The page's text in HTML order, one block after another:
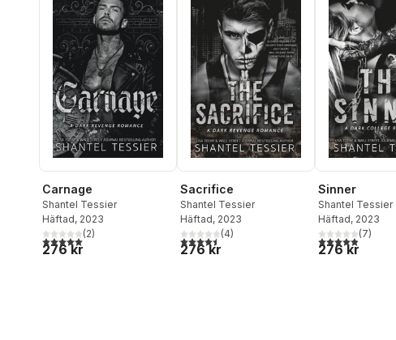
Carnage
Shantel Tessier
Häftad, 2023
5,0utav 5 stjärnor. Totalt antal röster:
(2)
276 kr
Sacrifice
Shantel Tessier
Häftad, 2023
4,5utav 5 stjärnor. Totalt antal röster:
(4)
276 kr
Sinner
Shantel Tessier
Häftad, 2023
4,9utav 5(7)
276 kr